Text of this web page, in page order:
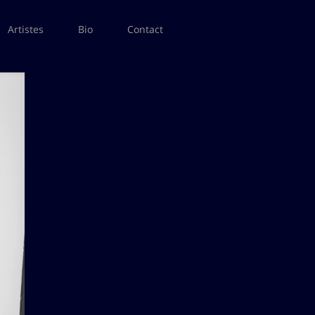
Artistes Bio Contact